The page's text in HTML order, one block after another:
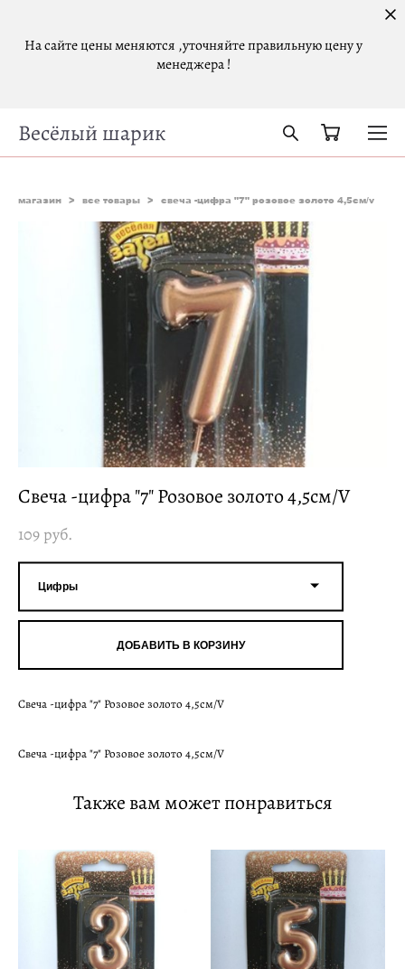
На сайте цены меняются ,уточняйте правильную цену у
менеджера !
Весёлый шарик
магазин > все товары > свеча -цифра "7" розовое золото 4,5см/v
Свеча -цифра "7" Розовое золото 4,5см/V
109 pуб.
Цифры
ДОБАВИТЬ В КОРЗИНУ
Свеча -цифра "7" Розовое золото 4,5см/V
Свеча -цифра "7" Розовое золото 4,5см/V
Также вам может понравиться